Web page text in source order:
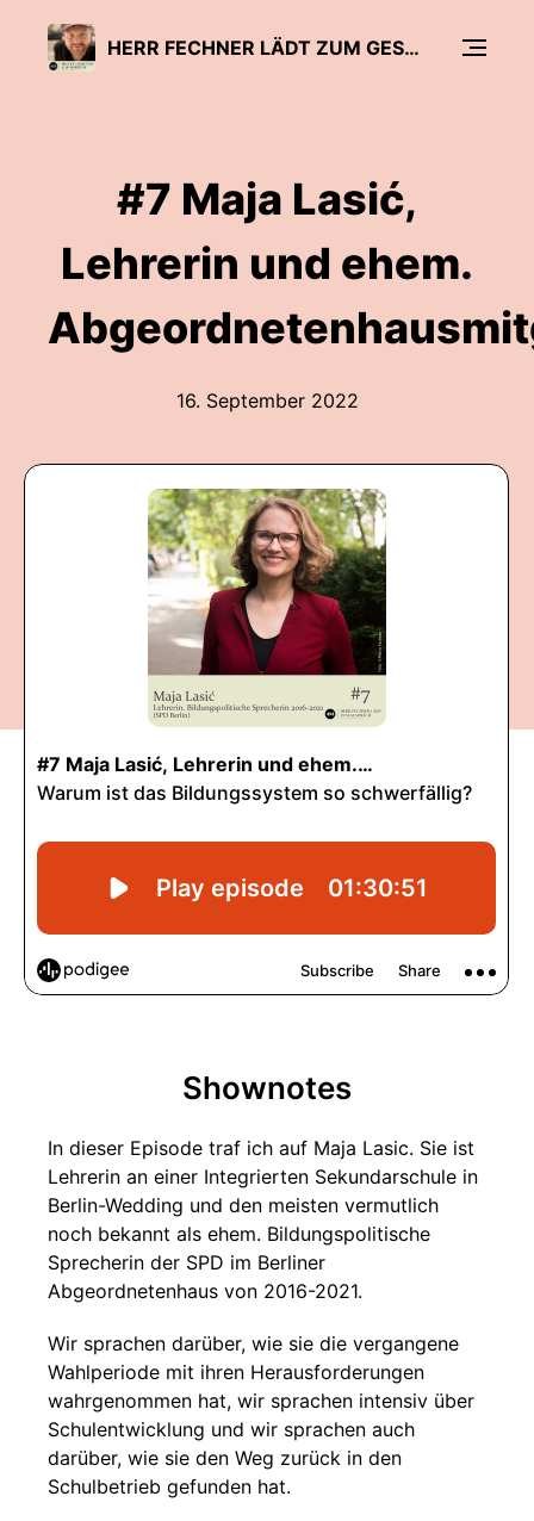
HERR FECHNER LÄDT ZUM GESPRÄCH - DER BILDUNGSPODCAST
#7 Maja Lasić,
Lehrerin und ehem.
16. September 2022
Shownotes
In dieser Episode traf ich auf Maja Lasic. Sie ist
Lehrerin an einer Integrierten Sekundarschule in
Berlin-Wedding und den meisten vermutlich
noch bekannt als ehem. Bildungspolitische
Sprecherin der SPD im Berliner
Abgeordnetenhaus von 2016-2021.
Wir sprachen darüber, wie sie die vergangene
Wahlperiode mit ihren Herausforderungen
wahrgenommen hat, wir sprachen intensiv über
Schulentwicklung und wir sprachen auch
darüber, wie sie den Weg zurück in den
Schulbetrieb gefunden hat.